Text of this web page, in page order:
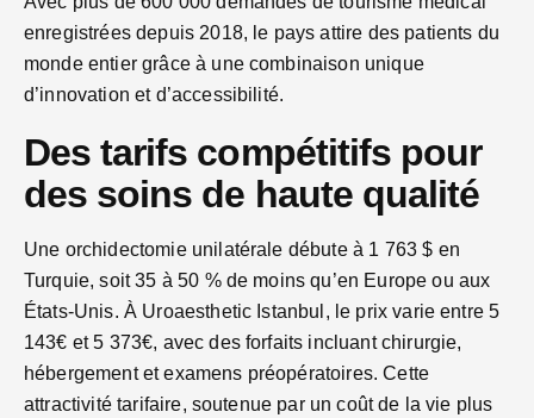
enregistrées depuis 2018, le pays attire des patients du
monde entier grâce à une combinaison unique
d’innovation et d’accessibilité.
Des tarifs compétitifs pour
des soins de haute qualité
Une orchidectomie unilatérale débute à 1 763 $ en
Turquie, soit 35 à 50 % de moins qu’en Europe ou aux
États-Unis. À Uroaesthetic Istanbul, le prix varie entre 5
143€ et 5 373€, avec des forfaits incluant chirurgie,
hébergement et examens préopératoires. Cette
attractivité tarifaire, soutenue par un coût de la vie plus